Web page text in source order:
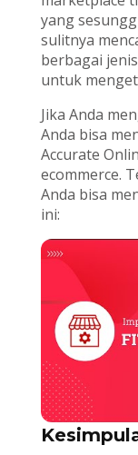
yang
sulitnya
berbagai
untuk
Jika Anda
Anda bisa
Accurate
ecommerce.
Anda bisa
ini: